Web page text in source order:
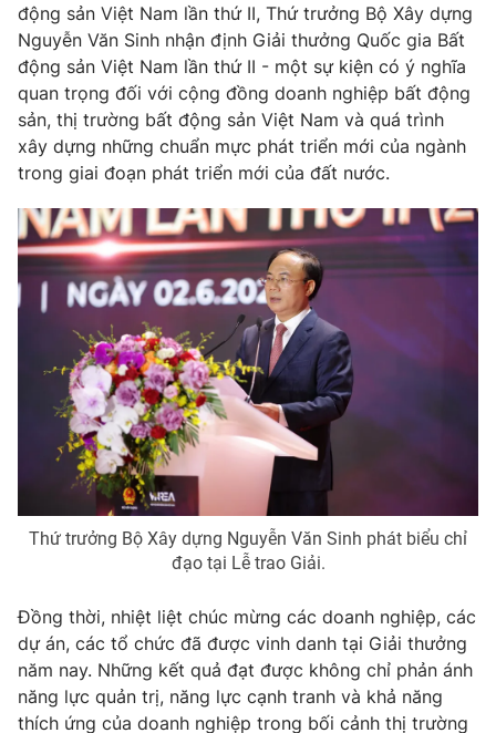
động sản Việt Nam lần thứ II, Thứ trưởng Bộ Xây dựng
Nguyễn Văn Sinh nhận định Giải thưởng Quốc gia Bất
động sản Việt Nam lần thứ II - một sự kiện có ý nghĩa
quan trọng đối với cộng đồng doanh nghiệp bất động
sản, thị trường bất động sản Việt Nam và quá trình
xây dựng những chuẩn mực phát triển mới của ngành
trong giai đoạn phát triển mới của đất nước.
Thứ trưởng Bộ Xây dựng Nguyễn Văn Sinh phát biểu chỉ
đạo tại Lễ trao Giải.
Đồng thời, nhiệt liệt chúc mừng các doanh nghiệp, các
dự án, các tổ chức đã được vinh danh tại Giải thưởng
năm nay. Những kết quả đạt được không chỉ phản ánh
năng lực quản trị, năng lực cạnh tranh và khả năng
thích ứng của doanh nghiệp trong bối cảnh thị trường